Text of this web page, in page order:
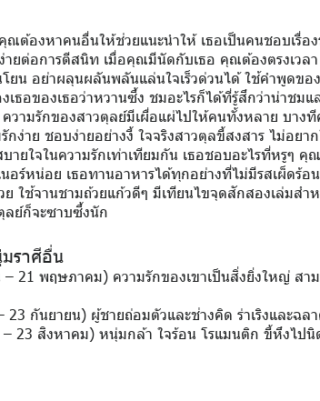
ณต้องหาคนอื่นให้ช่วยแนะนำให้ เธอเป็นคนชอบเรื่อง
ายต่อการตีสนิท เมื่อคุณมีนัดกับเธอ คุณต้องตรงเวล
ยน อย่าผลุนผลันพลันแล่นใจเร็วด่วนได้ ใช้คำพูดขอ
เธอของเธอว่าหวานซึ้ง ชมอะไรก็ได้ที่รู้สึกว่าน่าชมแ
ความรักของสาวตุลย์มีเผื่อแผ่ไปให้คนทั้งหลาย บาง
ง่าย ชอบง่ายอย่างงี้ ใจจริงสาวตุลขี้สงสาร ไม่อยาก
ยใจในความรักเท่าเทียมกัน เธอชอบอะไรที่หรูๆ คุ
นอร์หน่อย เธอทานอาหารได้ทุกอย่างที่ไม่มีรสเผ็ดร้อ
ใช้จานชามถ้วยแก้วดีๆ มีเทียนไขจุดสักสองเล่มสำ
ลย์ก็จะซาบซึ้งนัก
ราศีอื่น
21 พฤษภาคม) ความรักของเขาเป็นสิ่งยิ่งใหญ่ สาม
กันยายน) ผู้ชายถ่อมตัวและช่างคิด ร่าเริงและฉล
23 สิงหาคม) หนุ่มกล้า ใจร้อน โรแมนติก ขี้หึงไป